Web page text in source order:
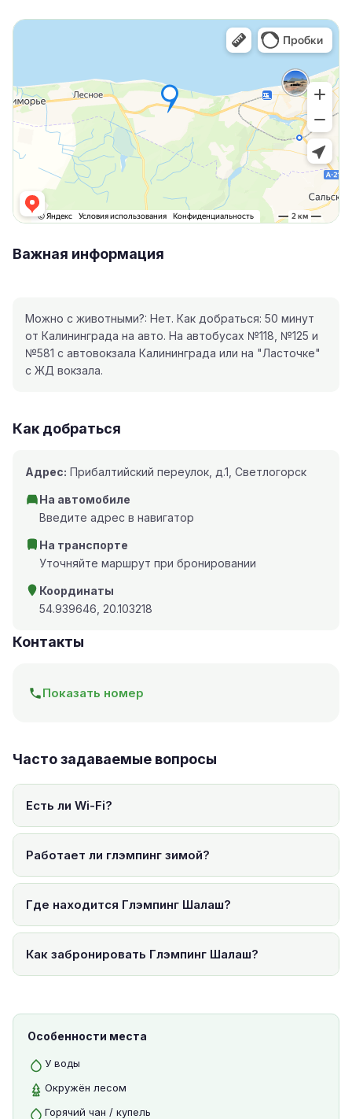
Важная информация
Можно с животными?: Нет. Как добраться: 50 минут
от Калининграда на авто. На автобусах №118, №125 и
№581 с автовокзала Калининграда или на "Ласточке"
с ЖД вокзала.
Как добраться
Адрес: Прибалтийский переулок, д.1, Светлогорск
На автомобиле
Введите адрес в навигатор
На транспорте
Уточняйте маршрут при бронировании
Координаты
54.939646, 20.103218
Контакты
Показать номер
Часто задаваемые вопросы
Есть ли Wi-Fi?
Работает ли глэмпинг зимой?
Где находится Глэмпинг Шалаш?
Как забронировать Глэмпинг Шалаш?
Особенности места
У воды
Окружён лесом
Горячий чан / купель